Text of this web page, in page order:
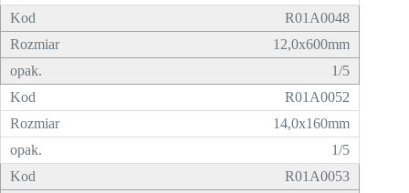
R01A0048
12,0x600mm
1/5
R01A0052
14,0x160mm
1/5
R01A0053